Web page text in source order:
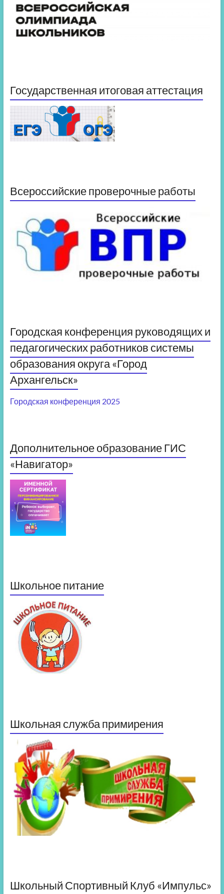
Государственная итоговая аттестация
Всероссийские проверочные работы
Городская конференция руководящих и
педагогических работников системы
образования округа «Город
Архангельск»
Городская конференция 2025
Дополнительное образование ГИС
«Навигатор»
Школьное питание
Школьная служба примирения
Школьный Спортивный Клуб «Импульс»